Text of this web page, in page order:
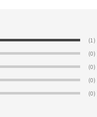
(1)
(0)
(0)
(0)
(0)